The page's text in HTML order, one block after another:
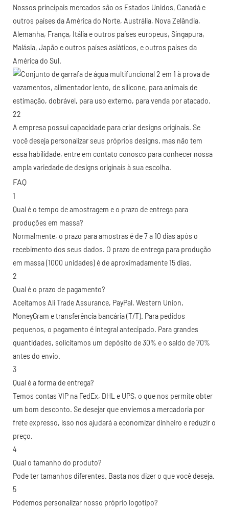
Nossos principais mercados são os Estados Unidos, Canadá e
outros países da América do Norte, Austrália, Nova Zelândia,
Alemanha, França, Itália e outros países europeus, Singapura,
Malásia, Japão e outros países asiáticos, e outros países da
América do Sul.
A empresa possui capacidade para criar designs originais. Se
você deseja personalizar seus próprios designs, mas não tem
essa habilidade, entre em contato conosco para conhecer nossa
ampla variedade de designs originais à sua escolha.
FAQ
1
Qual é o tempo de amostragem e o prazo de entrega para
produções em massa?
Normalmente, o prazo para amostras é de 7 a 10 dias após o
recebimento dos seus dados. O prazo de entrega para produção
em massa (1000 unidades) é de aproximadamente 15 dias.
2
Qual é o prazo de pagamento?
Aceitamos Ali Trade Assurance, PayPal, Western Union,
MoneyGram e transferência bancária (T/T). Para pedidos
pequenos, o pagamento é integral antecipado. Para grandes
quantidades, solicitamos um depósito de 30% e o saldo de 70%
antes do envio.
3
Qual é a forma de entrega?
Temos contas VIP na FedEx, DHL e UPS, o que nos permite obter
um bom desconto. Se desejar que enviemos a mercadoria por
frete expresso, isso nos ajudará a economizar dinheiro e reduzir o
preço.
4
Qual o tamanho do produto?
Pode ter tamanhos diferentes. Basta nos dizer o que você deseja.
5
Podemos personalizar nosso próprio logotipo?